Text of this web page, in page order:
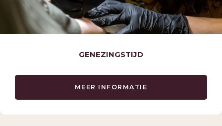
OVER KINGDOM
TATTOOS
OPENINGSTIJDEN
IMPRESSIE SHOP
GENEZINGSTIJD
MEER INFORMATIE